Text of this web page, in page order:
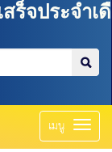
ประจำเดือ
เมนู Toggle